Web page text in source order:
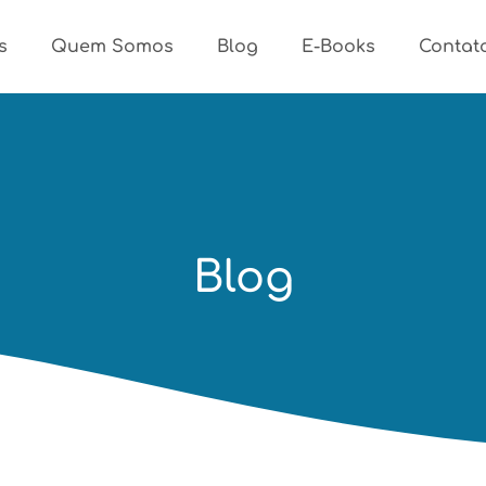
Quem Somos Blog E-Books
Blog